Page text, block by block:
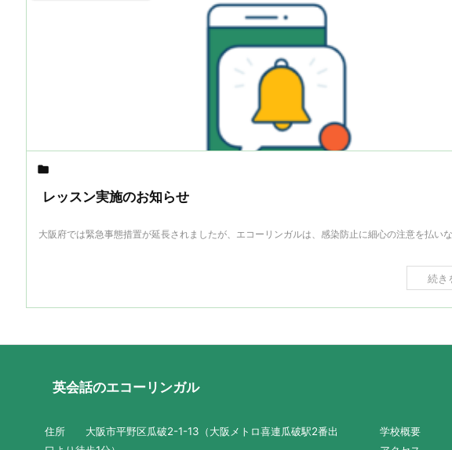

レッスン実施のお知らせ
大阪府では緊急事態措置が延長されましたが、エコーリンガルは、感染防止に細心の注意を払い
続き
英会話のエコーリンガル
住所 大阪市平野区瓜破2-1-13（大阪メトロ喜連瓜破駅2番出
学校概要